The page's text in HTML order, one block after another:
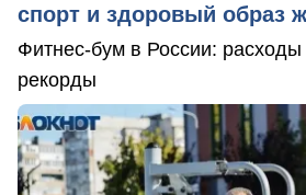
спорт и здоровый образ
Фитнес-бум в России:
рекорды